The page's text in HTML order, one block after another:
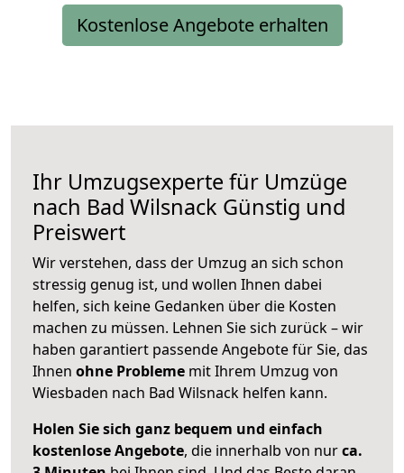
Kostenlose Angebote erhalten
Ihr Umzugsexperte für Umzüge
nach Bad Wilsnack Günstig und
Preiswert
Wir verstehen, dass der Umzug an sich schon
stressig genug ist, und wollen Ihnen dabei
helfen, sich keine Gedanken über die Kosten
machen zu müssen. Lehnen Sie sich zurück – wir
haben garantiert passende Angebote für Sie, das
Ihnen ohne Probleme mit Ihrem Umzug von
Wiesbaden nach Bad Wilsnack helfen kann.
Holen Sie sich ganz bequem und einfach
kostenlose Angebote, die innerhalb von nurca.